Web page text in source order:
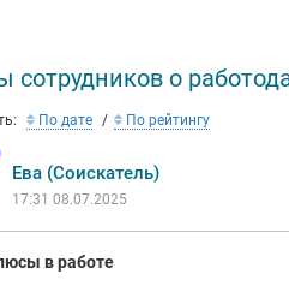
сотрудников о
По дате По рейтингу
Ева (Соискатель)
17:31 08.07.2025
в работе